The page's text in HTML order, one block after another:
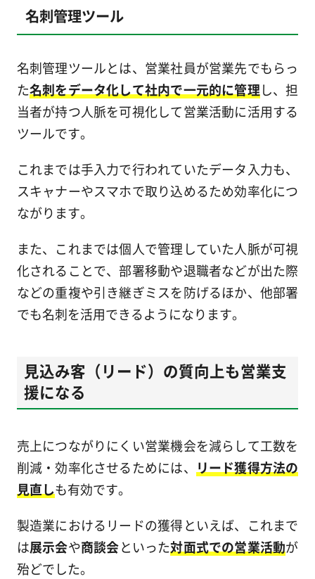
名刺管理ツール
名刺管理ツールとは、営業社員が営業先でもらっ
た名刺をデータ化して社内で一元的に管理し、担
当者が持つ人脈を可視化して営業活動に活用する
ツールです。
これまでは手入力で行われていたデータ入力も、
スキャナーやスマホで取り込めるため効率化につ
ながります。
また、これまでは個人で管理していた人脈が可視
化されることで、部署移動や退職者などが出た際
などの重複や引き継ぎミスを防げるほか、他部署
でも名刺を活用できるようになります。
見込み客（リード）の質向上も営業支
援になる
売上につながりにくい営業機会を減らして工数を
削減・効率化させるためには、
リード獲得方法の
見直しも有効です。
製造業におけるリードの獲得といえば、これまで
は展示会や商談会といった対面式での営業活動が
殆どでした。